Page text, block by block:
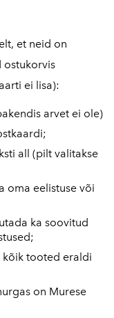
et neid on
ostukorvis
ei lisa):
arvet ei ole)
all (pilt valitakse
oma eelistuse või
ka soovitud
kõik tooted eraldi
on Murese